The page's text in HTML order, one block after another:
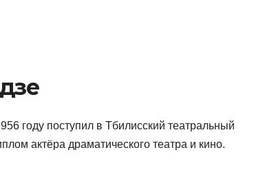
году поступил в Тбилисский театральный
актёра драматического театра и кино.